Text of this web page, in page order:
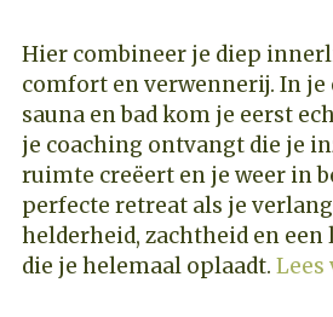
Hier combineer je diep
comfort en verwennerij. In je
sauna en bad kom je eerst
je coaching ontvangt die je
ruimte creëert en je weer in
perfecte retreat als je
helderheid, zachtheid en
die je helemaal oplaadt. Lees